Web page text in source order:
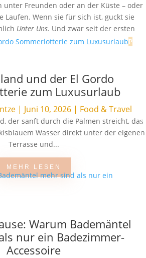
unter Freunden oder an der Küste – oder
Laufen. Wenn sie für sich ist, guckt sie
Unter Uns. Und zwar seit der ersten
und der El Gordo
zum Luxusurlaub
| Juni 10, 2026| Food & Travel
der sanft durch die Palmen streicht, das
Wasser direkt unter der eigenen
Terrasse und...
MEHR LESEN
Warum Bademäntel
nur ein Badezimmer-
Accessoire